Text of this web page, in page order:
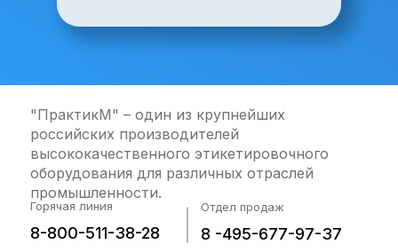
"ПрактикМ" – один из крупнейших
российских производителей
высококачественного этикетировочного
оборудования для различных отраслей
промышленности.
Горячая линия Отдел продаж
8-800-511-38-28 8 -495-677-97-37